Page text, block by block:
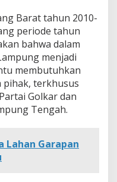
Barat tahun 2010-
periode tahun
bahwa dalam
menjadi
membutuhkan
pihak, terkhusus
Golkar dan
Tengah.
Lahan Garapan